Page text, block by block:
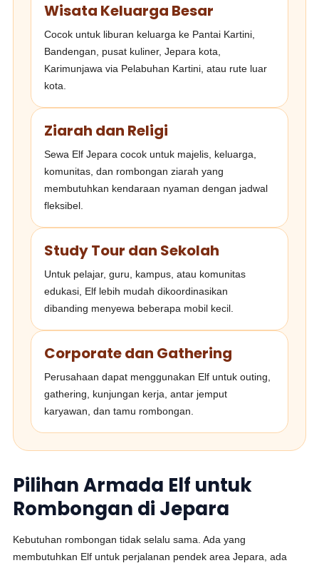
Wisata Keluarga Besar
Cocok untuk liburan keluarga ke Pantai Kartini,
Bandengan, pusat kuliner, Jepara kota,
Karimunjawa via Pelabuhan Kartini, atau rute luar
kota.
Ziarah dan Religi
Sewa Elf Jepara cocok untuk majelis, keluarga,
komunitas, dan rombongan ziarah yang
membutuhkan kendaraan nyaman dengan jadwal
fleksibel.
Study Tour dan Sekolah
Untuk pelajar, guru, kampus, atau komunitas
edukasi, Elf lebih mudah dikoordinasikan
dibanding menyewa beberapa mobil kecil.
Corporate dan Gathering
Perusahaan dapat menggunakan Elf untuk outing,
gathering, kunjungan kerja, antar jemput
karyawan, dan tamu rombongan.
Pilihan Armada Elf untuk
Rombongan di Jepara
Kebutuhan rombongan tidak selalu sama. Ada yang
membutuhkan Elf untuk perjalanan pendek area Jepara, ada